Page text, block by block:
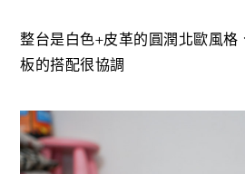
整台是白色+皮革的圓潤北歐風格
板的搭配很協調